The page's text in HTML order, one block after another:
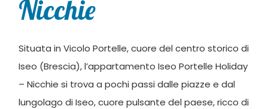
Nicchie
Situata in Vicolo Portelle, cuore del centro storico di
Iseo (Brescia), l’appartamento Iseo Portelle Holiday
– Nicchie si trova a pochi passi dalle piazze e dal
lungolago di Iseo, cuore pulsante del paese, ricco di